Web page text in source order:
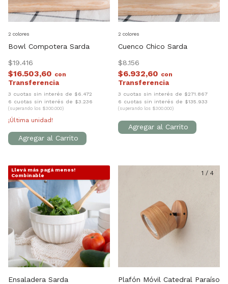
Bowl Compotera Sarda
$19.416
$16.503,60 con
3 cuotas sin interés de $6.472
6 cuotas sin interés de $3.236
(superando los $300.000)
¡Última unidad!
2 colores
Cuenco Chico Sarda
$8.156
$6.932,60 con
3 cuotas sin interés de $271.867
6 cuotas sin interés de $135.933
(superando los $300.000)
2 colores
Llevá más pagá menos!
Combinable
Ensaladera Sarda
1 / 4
Plafón Móvil Catedral Paraíso